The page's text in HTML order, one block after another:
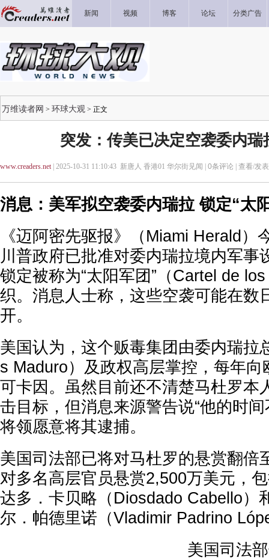
新闻 视频 博客 论坛 分类广告
万维读者网 > 环球大观 > 正文
突发：传美已决定空袭委内瑞
www.creaders.net| 2025-10-31 11:10:43 新唐人 香港01 华尔街见闻 | 0条评论 | 查看/发
消息：美军拟空袭委内瑞拉 锁定“太
《迈阿密先驱报》（Miami Herald）
川普政府已批准对委内瑞拉境内军事
锁定被称为“太阳军团”（Cartel de
织。消息人士称，这些空袭可能在数
开。
美国认为，这个贩毒集团由委内瑞拉
s Maduro）及政权高层掌控，每年
可卡因。虽然目前还不清楚马杜罗本
击目标，但消息来源警告说“他的时
将领愿意将其逮捕。
美国司法部已将对马杜罗的悬赏翻倍
对多名高层官员悬赏2,500万美元，
达多．卡贝略（Diosdado Cabello）
尔．帕德里诺（Vladimir Padrino
美国司法